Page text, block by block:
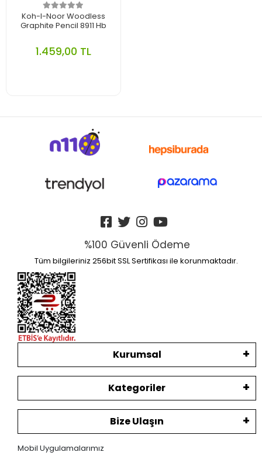
Koh-I-Noor Woodless
Graphite Pencil 8911 Hb
1.459,00 TL
%100 Güvenli Ödeme
Tüm bilgileriniz 256bit SSL Sertifikası ile korunmaktadır.
Kurumsal
Kategoriler
Bize Ulaşın
Mobil Uygulamalarımız